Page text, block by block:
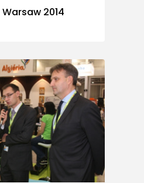
2014